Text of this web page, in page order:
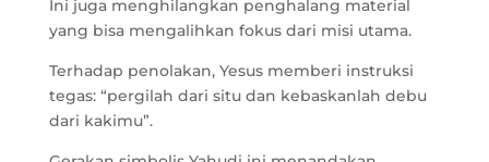
Ini juga menghilangkan penghalang material
yang bisa mengalihkan fokus dari misi utama.
Terhadap penolakan, Yesus memberi instruksi
tegas: “pergilah dari situ dan kebaskanlah debu
dari kakimu”.